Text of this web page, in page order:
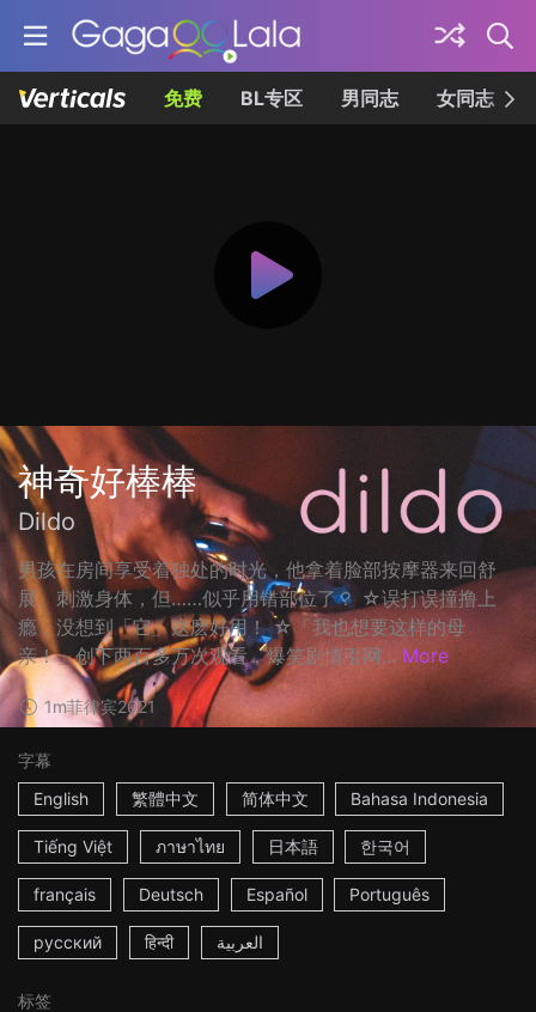
免费 BL专区 男同志 女同志
神奇好棒棒
Dildo
男孩在房间享受着独处的时光，他拿着脸部按摩器来回舒
展、刺激身体，但……似乎用错部位了？ ☆误打误撞撸上
瘾，没想到「它」这麽好用！ ☆「我也想要这样的母
亲！」创下两百多万次观看，爆笑剧情引网... More
1m菲律宾2021
字幕
English
繁體中文 简体中文 Bahasa Indonesia
Tiếng Việt ภาษาไทย 日本語 한국어
français Deutsch Español Português
русский हिन्दी العربية
标签